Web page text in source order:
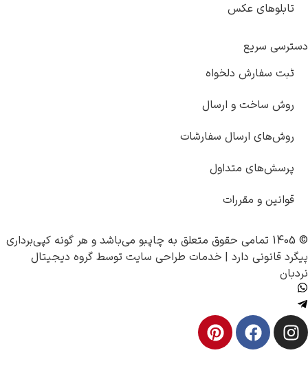
تابلوهای عکس
دسترسی سریع
ثبت سفارش دلخواه
روش ساخت و ارسال
روش‌های ارسال سفارشات
پرسش‌های متداول
قوانین و مقررات
© 1405 تمامی حقوق متعلق به چاپبو می‌باشد و هر گونه کپی‌برداری
پیگرد قانونی دارد | خدمات طراحی سایت توسط گروه دیجیتال
نردبان